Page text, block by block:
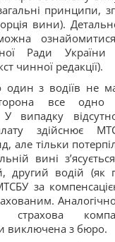
принципи,
вини).
Ради України
чинної редакції).
один з водіїв не
все
У випадку
здійснює
але тільки
вині
другий водій (як
за
виключена з бюро.